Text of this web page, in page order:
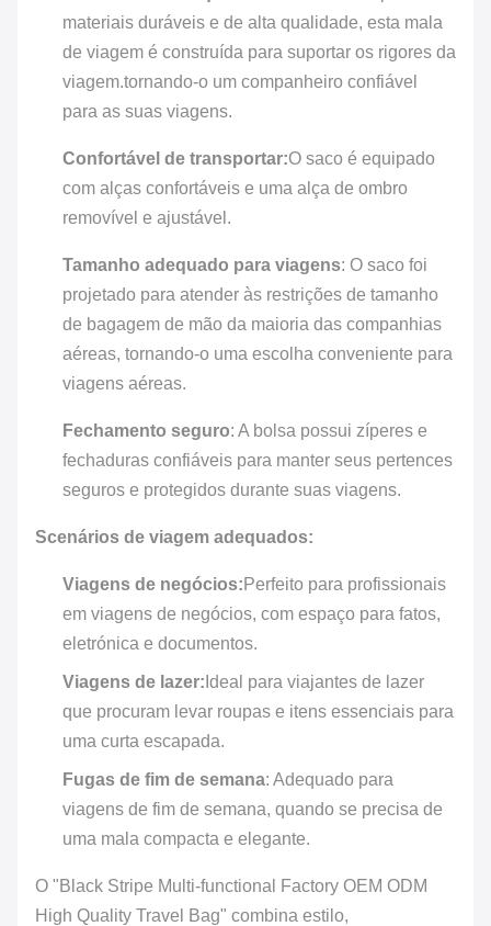
materiais duráveis e de alta qualidade, esta mala
de viagem é construída para suportar os rigores da
viagem.tornando-o um companheiro confiável
para as suas viagens.
Confortável de transportar:O saco é equipado
com alças confortáveis e uma alça de ombro
removível e ajustável.
Tamanho adequado para viagens: O saco foi
projetado para atender às restrições de tamanho
de bagagem de mão da maioria das companhias
aéreas, tornando-o uma escolha conveniente para
viagens aéreas.
Fechamento seguro: A bolsa possui zíperes e
fechaduras confiáveis para manter seus pertences
seguros e protegidos durante suas viagens.
Scenários de viagem adequados:
Viagens de negócios: Perfeito para profissionais
em viagens de negócios, com espaço para fatos,
eletrónica e documentos.
Viagens de lazer: Ideal para viajantes de lazer
que procuram levar roupas e itens essenciais para
uma curta escapada.
Fugas de fim de semana: Adequado para
viagens de fim de semana, quando se precisa de
uma mala compacta e elegante.
O "Black Stripe Multi-functional Factory OEM ODM
High Quality Travel Bag" combina estilo,